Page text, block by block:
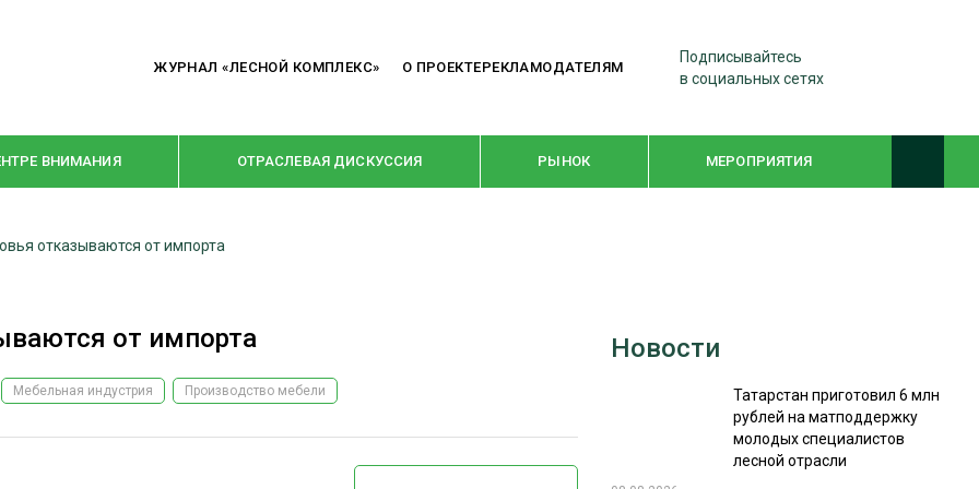
ЖУРНАЛ «ЛЕСНОЙ КОМПЛЕКС» О ПРОЕКТЕРЕКЛАМОДАТЕЛЯМ
Подписывайтесь
в социальных сетях
ВНИМАНИЯ ОТРАСЛЕВАЯ ДИСКУССИЯ РЫНОК МЕРОПРИЯТИЯ
ДОМОСТРОЕНИЕ
КРУПНЫМ ПЛАНОМ
ВЗГЛЯД ИЗНУТРИ
ПРЕДПРИЯТИЯ ЛПК
WOODEX-2021
СУШКА ДРЕВЕСИНЫ
отказываются от импорта
от импорта
Мебельная индустрия Производство мебели
Новости
Татарстан приготовил 6 млн
рублей на матподдержку
молодых специалистов
лесной отрасли